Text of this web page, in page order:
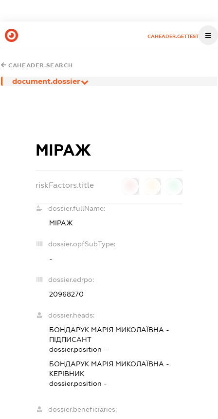
CAHEADER.GETTEST
CAHEADER.SEARCH
document.dossier
МІРАЖ
riskFactors.title
dossier.fullName:
МІРАЖ
dossier.opfSubType:
-
dossier.edrpo:
20968270
dossier.heads:
БОНДАРУК МАРІЯ МИКОЛАЇВНА -
ПІДПИСАНТ
dossier.position -
БОНДАРУК МАРІЯ МИКОЛАЇВНА -
КЕРІВНИК
dossier.position -
dossier.beneficiaries: